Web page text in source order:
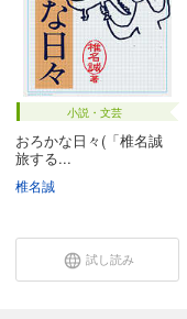
小説・文芸
おろかな日々(「椎名誠
旅する...
椎名誠
試し読み